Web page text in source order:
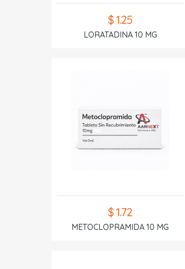
$ 1.25
LORATADINA 10 MG
$ 1.72
METOCLOPRAMIDA 10 MG